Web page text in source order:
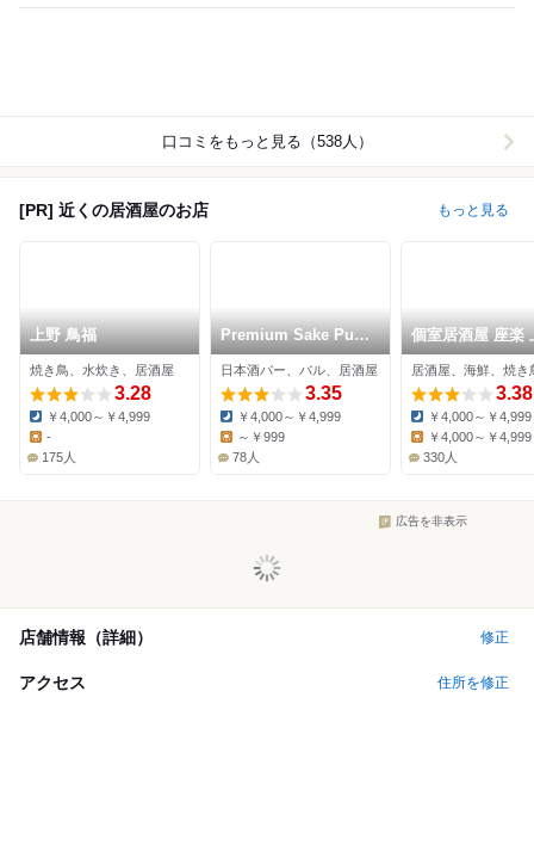
口コミをもっと見る（538人）
[PR] 近くの居酒屋のお店 もっと見る
上野 鳥福
焼き鳥、水炊き、居酒屋
3.28
Dinner:
￥4,000～￥4,999
-
175人
Premium Sake Pub
GASHUE
日本酒バー、バル、居酒屋
3.35
Dinner:
￥4,000～￥4,999
Lunch:
～￥999
78人
個室居酒屋 座楽
駅前店
居酒屋、海鮮、焼き
3.38
Dinner:
￥4,000～￥4,999
￥4,000～￥4,999
330人
広告を非表示
店舗情報（詳細） 修正
アクセス 住所を修正